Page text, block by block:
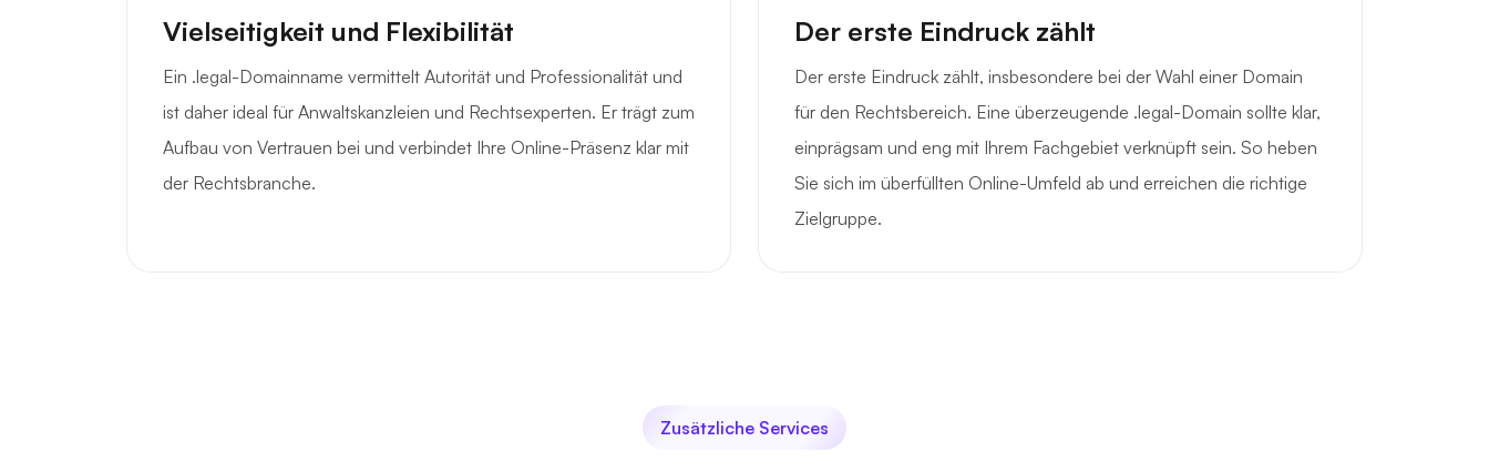
Vielseitigkeit und Flexibilität
Ein .legal-Domainname vermittelt Autorität und Professionalität und
ist daher ideal für Anwaltskanzleien und Rechtsexperten. Er trägt zum
Aufbau von Vertrauen bei und verbindet Ihre Online-Präsenz klar mit
der Rechtsbranche.
Der erste Eindruck zählt
Der erste Eindruck zählt, insbesondere bei der Wahl einer Domain
für den Rechtsbereich. Eine überzeugende .legal-Domain sollte klar,
einprägsam und eng mit Ihrem Fachgebiet verknüpft sein. So heben
Sie sich im überfüllten Online-Umfeld ab und erreichen die richtige
Zielgruppe.
Zusätzliche Services